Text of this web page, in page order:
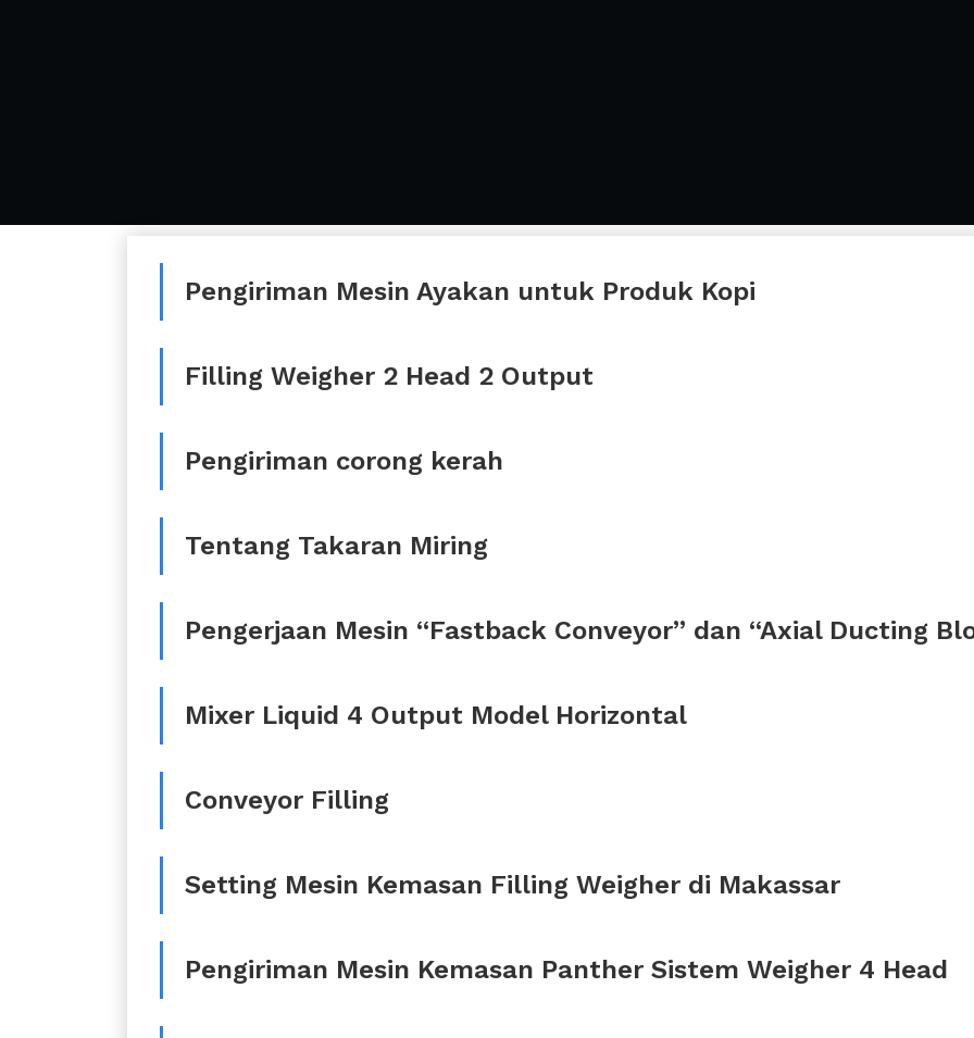
Pengiriman Mesin Ayakan untuk Produk Kopi
Filling Weigher 2 Head 2 Output
Pengiriman corong kerah
Tentang Takaran Miring
Pengerjaan Mesin “Fastback Conveyor” dan “Axial Ducting
Mixer Liquid 4 Output Model Horizontal
Conveyor Filling
Setting Mesin Kemasan Filling Weigher di Makassar
Pengiriman Mesin Kemasan Panther Sistem Weigher 4 Head